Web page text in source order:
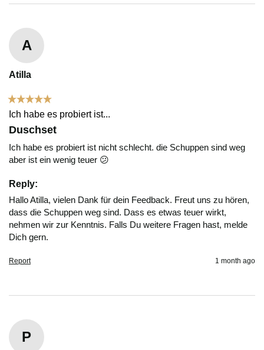
A
Atilla
Ich habe es probiert ist...
Duschset
Ich habe es probiert ist nicht schlecht. die Schuppen sind weg
aber ist ein wenig teuer 😕
Reply:
Hallo Atilla, vielen Dank für dein Feedback. Freut uns zu hören,
dass die Schuppen weg sind. Dass es etwas teuer wirkt,
nehmen wir zur Kenntnis. Falls Du weitere Fragen hast, melde
Dich gern.
Report 1 month ago
P